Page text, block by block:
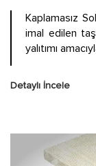
Kaplamasız
imal edilen
yalıtımı
Detaylı İncele